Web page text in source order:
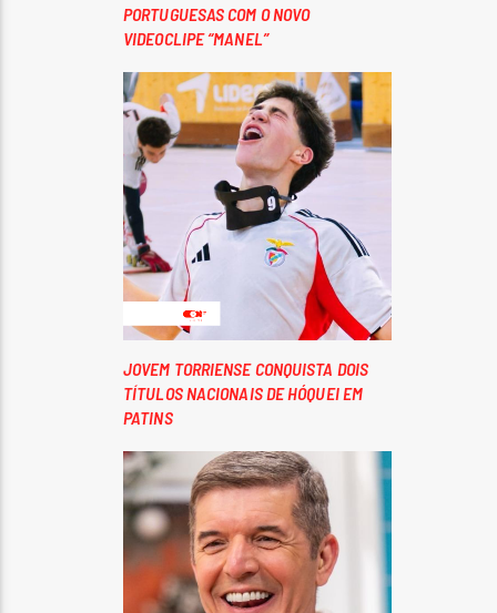
PORTUGUESAS COM O NOVO
VIDEOCLIPE “MANEL”
JOVEM TORRIENSE CONQUISTA DOIS
TÍTULOS NACIONAIS DE HÓQUEI EM
PATINS